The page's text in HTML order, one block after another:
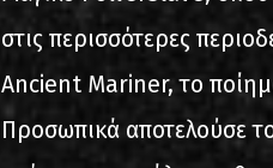
στις περισσότερες
Ancient Mariner, το
Προσωπικά αποτελούσε